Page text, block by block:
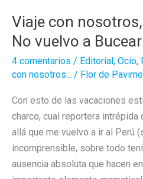
Viaje con
No vuelvo a Bucear
4 comentarios / Editorial , Ocio,
con nosotros... / Flor de
Con esto de las vacaciones
charco, cual reportera
allá que me vuelvo a ir al Perú
incomprensible, sobre todo
ausencia absoluta que hacen